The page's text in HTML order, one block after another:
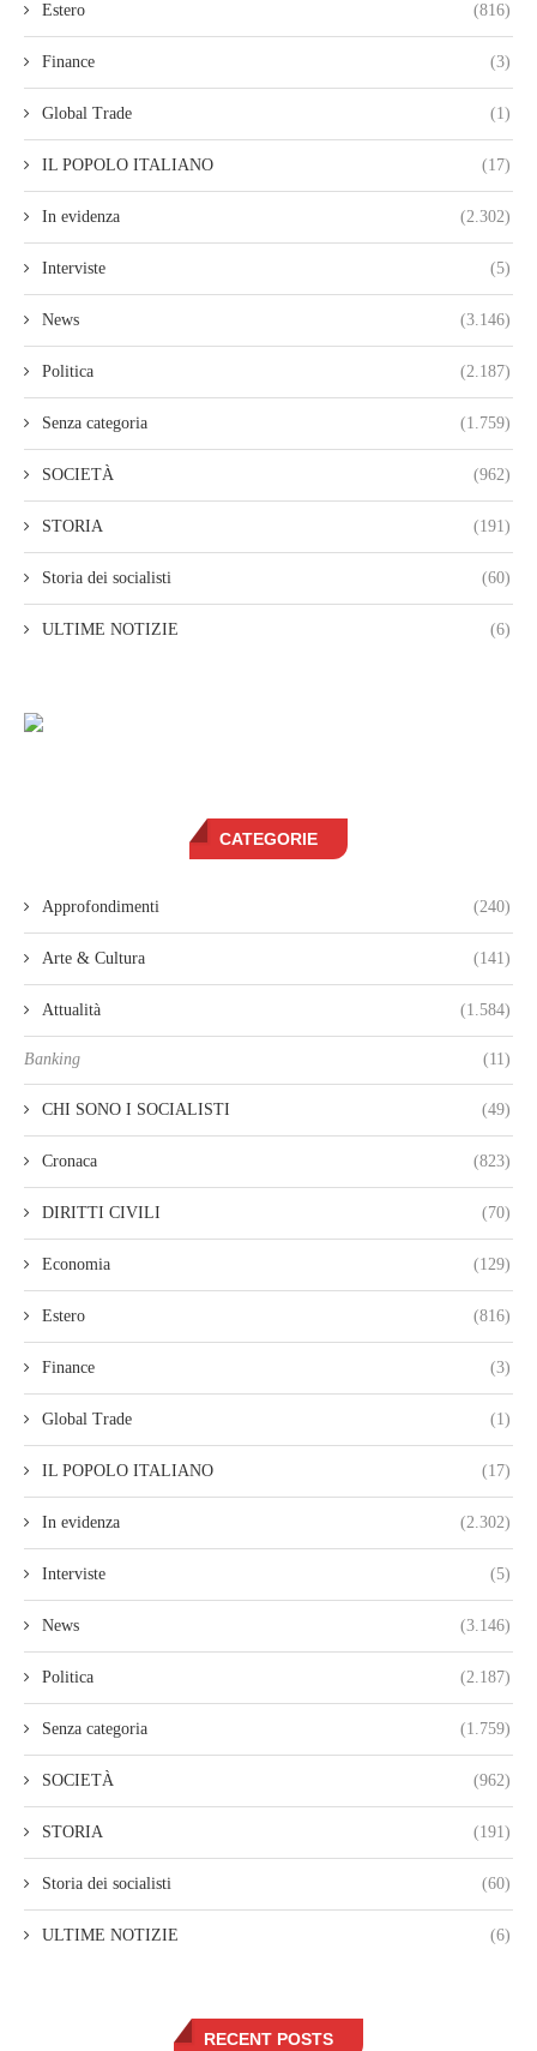
Estero (816)
Finance (3)
Global Trade (1)
IL POPOLO ITALIANO (17)
In evidenza (2.302)
Interviste (5)
News (3.146)
Politica (2.187)
Senza categoria (1.759)
SOCIETÀ (962)
STORIA (191)
Storia dei socialisti (60)
ULTIME NOTIZIE (6)
CATEGORIE
Approfondimenti (240)
Arte & Cultura (141)
Attualità (1.584)
Banking (11)
CHI SONO I SOCIALISTI (49)
Cronaca (823)
DIRITTI CIVILI (70)
Economia (129)
Estero (816)
Finance (3)
Global Trade (1)
IL POPOLO ITALIANO (17)
In evidenza (2.302)
Interviste (5)
News (3.146)
Politica (2.187)
Senza categoria (1.759)
SOCIETÀ (962)
STORIA (191)
Storia dei socialisti (60)
ULTIME NOTIZIE (6)
RECENT POSTS